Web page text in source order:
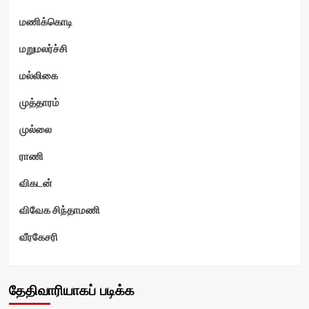
மணிக்கொடி
மறுமலர்ச்சி
மல்லிகை
முத்தாரம்
முல்லை
ராணி
விகடன்
விவேக சிந்தாமணி
வீரகேசரி
தேதிவாரியாகப் படிக்க